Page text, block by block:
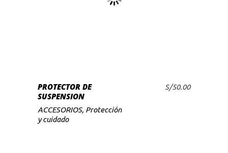
AÑADIR AL CARRITO
PROTECTOR DE
SUSPENSION
S/50.00
ACCESORIOS, Protección
y cuidado